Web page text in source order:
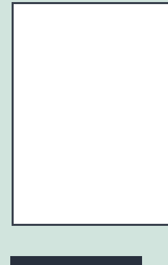
Please leave this field